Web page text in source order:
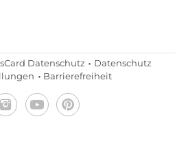
Datenschutz
Datenschutz
Barrierefreiheit